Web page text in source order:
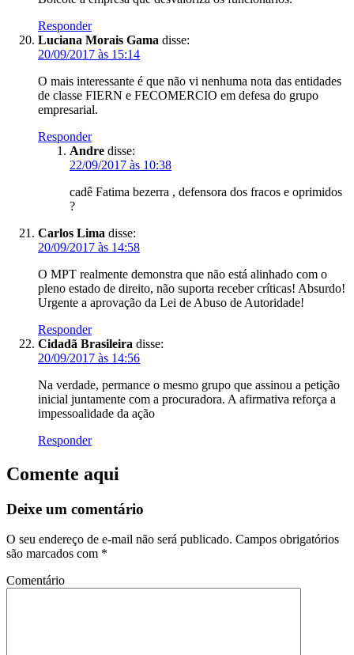
Responder
Luciana Morais Gama disse:
20/09/2017 às 15:14
O mais interessante é que não vi nenhuma nota das entidades
de classe FIERN e FECOMERCIO em defesa do grupo
empresarial.
Responder
Andre disse:
22/09/2017 às 10:38
cadê Fatima bezerra , defensora dos fracos e oprimidos
?
Carlos Lima disse:
20/09/2017 às 14:58
O MPT realmente demonstra que não está alinhado com o
pleno estado de direito, não suporta receber críticas! Absurdo!
Urgente a aprovação da Lei de Abuso de Autoridade!
Responder
Cidadã Brasileira disse:
20/09/2017 às 14:56
Na verdade, permance o mesmo grupo que assinou a petição
inicial juntamente com a procuradora. A afirmativa reforça a
impessoalidade da ação
Responder
Comente aqui
Deixe um comentário
O seu endereço de e-mail não será publicado. Campos obrigatórios
são marcados com *
Comentário